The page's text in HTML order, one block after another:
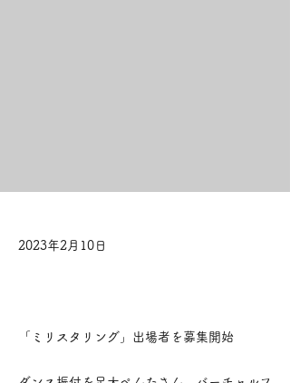
2023年2月10日
「ミリスタリング」出場者を募集開始